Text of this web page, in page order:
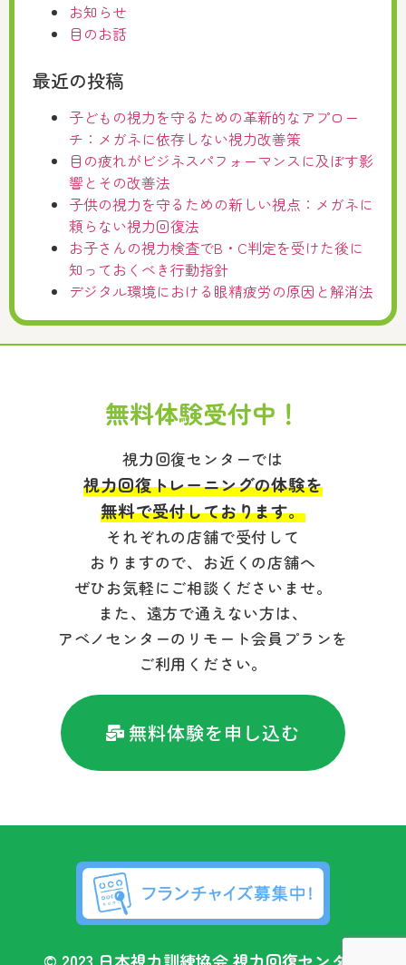
お知らせ
目のお話
最近の投稿
子どもの視力を守るための革新的なアプロー
チ：メガネに依存しない視力改善策
目の疲れがビジネスパフォーマンスに及ぼす影
響とその改善法
子供の視力を守るための新しい視点：メガネに
頼らない視力回復法
お子さんの視力検査でB・C判定を受けた後に
知っておくべき行動指針
デジタル環境における眼精疲労の原因と解消法
無料体験受付中！
視力回復センターでは
視力回復トレーニングの体験を
無料で受付しております。
それぞれの店舗で受付して
おりますので、お近くの店舗へ
ぜひお気軽にご相談くださいませ。
また、遠方で通えない方は、
アベノセンターのリモート会員プランを
ご利用ください。
無料体験を申し込む